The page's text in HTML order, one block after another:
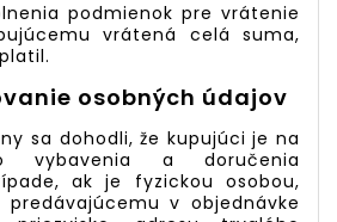
podmienok pre vrátenie
vrátená celá suma,
osobných údajov
sa dohodli, že kupujúci je na
vybavenia a doručenia
ak je fyzickou osobou,
v objednávke